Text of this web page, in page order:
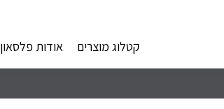
קטלוג מוצרים
אודות פלסאון